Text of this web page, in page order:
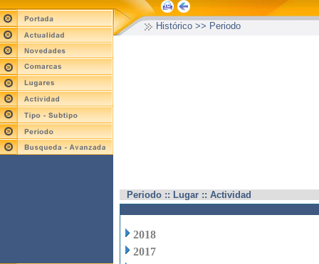
Histórico >> Periodo
Periodo :: Lugar :: Actividad
2018
2017